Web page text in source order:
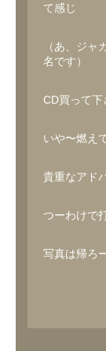
て感じ
（あ、ジ
名です）
CD買って
いや〜燃え
貴重なアド
つーわけで
写真は帰ろ